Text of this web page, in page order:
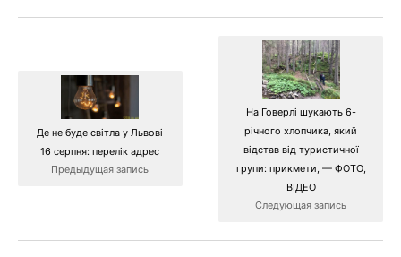
Де не буде світла у Львові
16 серпня: перелік адрес
Предыдущая запись
На Говерлі шукають 6-
річного хлопчика, який
відстав від туристичної
групи: прикмети, — ФОТО,
ВІДЕО
Следующая запись